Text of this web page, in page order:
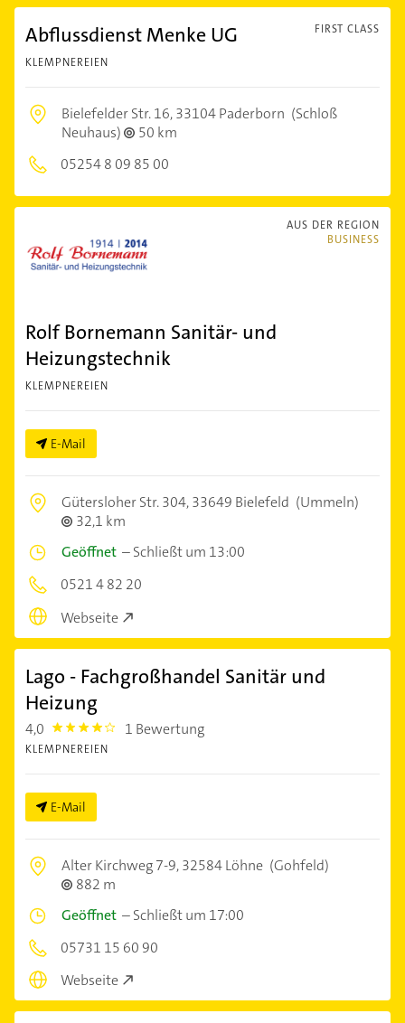
FIRST CLASS
Abflussdienst Menke UG
KLEMPNEREIEN
Bielefelder Str. 16,33104 Paderborn (Schloß
Neuhaus)
50 km
05254 8 09 85 00
AUS DER REGION
BUSINESS
Rolf Bornemann Sanitär- und
Heizungstechnik
KLEMPNEREIEN
E-Mail
Gütersloher Str. 304,33649 Bielefeld (Ummeln)
32,1 km
Geöffnet –Schließt um 13:00
0521 4 82 20
Webseite
Lago - Fachgroßhandel Sanitär und
Heizung
4,0 4.0 1 Bewertung
KLEMPNEREIEN
E-Mail
Alter Kirchweg 7-9,32584 Löhne (Gohfeld)
882 m
Geöffnet –Schließt um 17:00
05731 15 60 90
Webseite